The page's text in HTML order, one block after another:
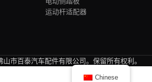
运动杆适配器
市百泰汽车配件有限公司。保留所有权利。
Chinese